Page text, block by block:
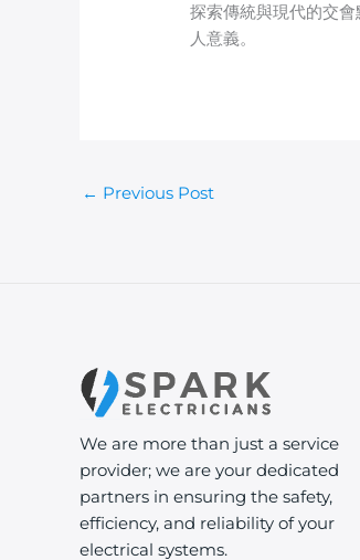
探索傳統與現代的交
人意義。
← Previous Post
We are more than just a service
provider; we are your dedicated
partners in ensuring the safety,
efficiency, and reliability of your
electrical systems.